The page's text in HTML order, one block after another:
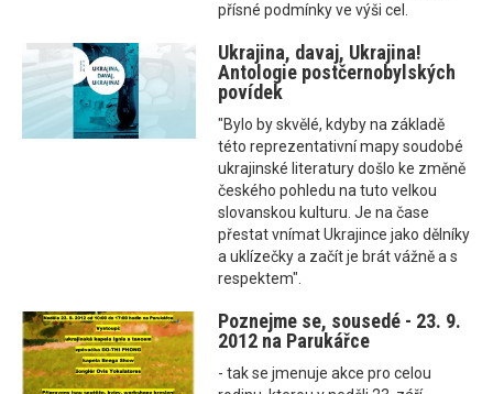
přísné podmínky ve výši cel.
Ukrajina, davaj, Ukrajina!
Antologie postčernobylských
povídek
"Bylo by skvělé, kdyby na základě
této reprezentativní mapy soudobé
ukrajinské literatury došlo ke změně
českého pohledu na tuto velkou
slovanskou kulturu. Je na čase
přestat vnímat Ukrajince jako dělníky
a uklízečky a začít je brát vážně a s
respektem".
Poznejme se, sousedé - 23. 9.
2012 na Parukářce
- tak se jmenuje akce pro celou